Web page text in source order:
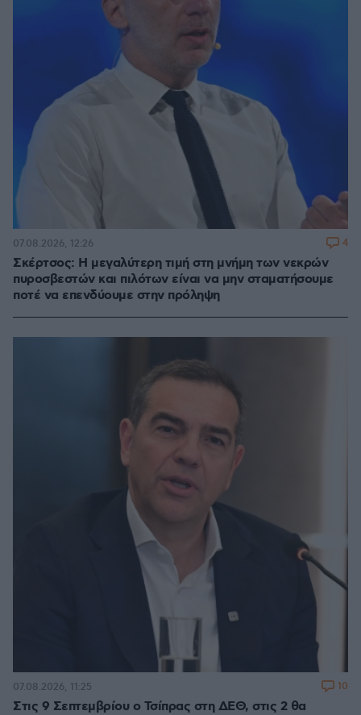
Σκέρτσος: Η μεγαλύτερη τιμή στη μνήμη των νεκρών
πυροσβεστών και πιλότων είναι να μην σταματήσουμε
ποτέ να επενδύουμε στην πρόληψη
07.08.2026, 12:26 4
Στις 9 Σεπτεμβρίου ο Τσίπρας στη ΔΕΘ, στις 2 θα
07.08.2026, 11:25 10